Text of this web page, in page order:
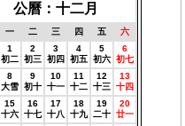
公曆：十二月
一 二 三 四 五
六
1
初二
2
初三
3
初四
4
初五
5
初六
6
初七
8
大雪
9
初十
10
十一
11
十二
12
十三
13
十四
15
十六
16
十七
17
十八
18
十九
19
二十
20
廿一